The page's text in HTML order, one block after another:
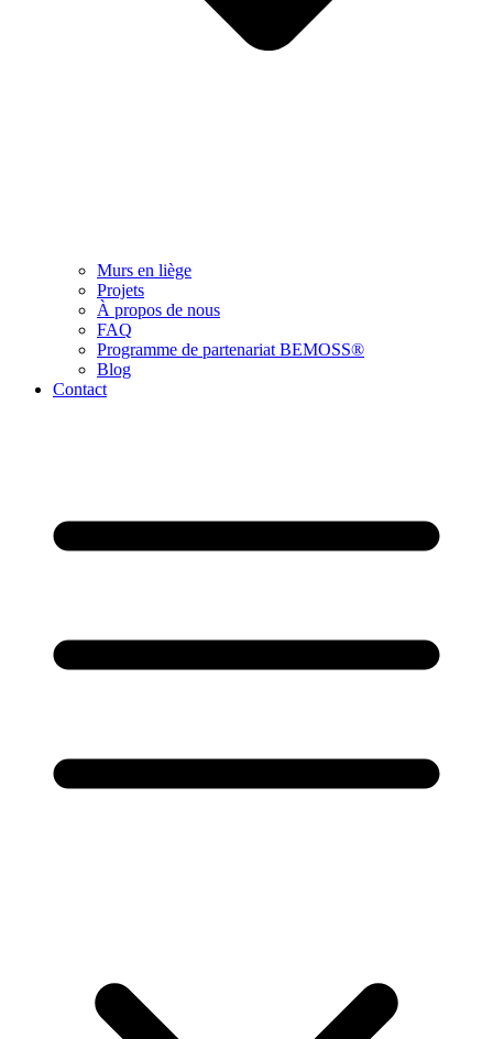
Murs en liège
Projets
À propos de nous
FAQ
Programme de partenariat BEMOSS®
Blog
Contact